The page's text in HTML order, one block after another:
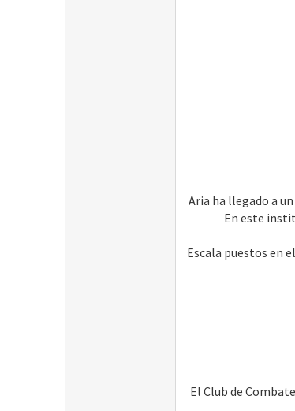
Aria ha llegado a
En este
Escala puestos en
El Club de